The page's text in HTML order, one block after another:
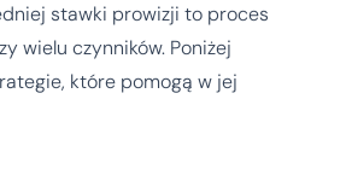
stawki prowizji to proces
wielu czynników. Poniżej
które pomogą w jej